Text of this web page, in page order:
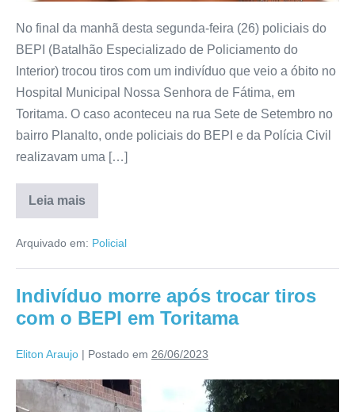
No final da manhã desta segunda-feira (26) policiais do
BEPI (Batalhão Especializado de Policiamento do
Interior) trocou tiros com um indivíduo que veio a óbito no
Hospital Municipal Nossa Senhora de Fátima, em
Toritama. O caso aconteceu na rua Sete de Setembro no
bairro Planalto, onde policiais do BEPI e da Polícia Civil
realizavam uma […]
Leia mais
Arquivado em: Policial
Indivíduo morre após trocar tiros
com o BEPI em Toritama
Eliton Araujo | Postado em 26/06/2023